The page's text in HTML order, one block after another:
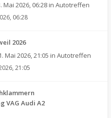
Mai 2026, 06:28 in Autotreffen
06:28
2026
Mai 2026, 21:05 in Autotreffen
21:05
VAG Audi A2